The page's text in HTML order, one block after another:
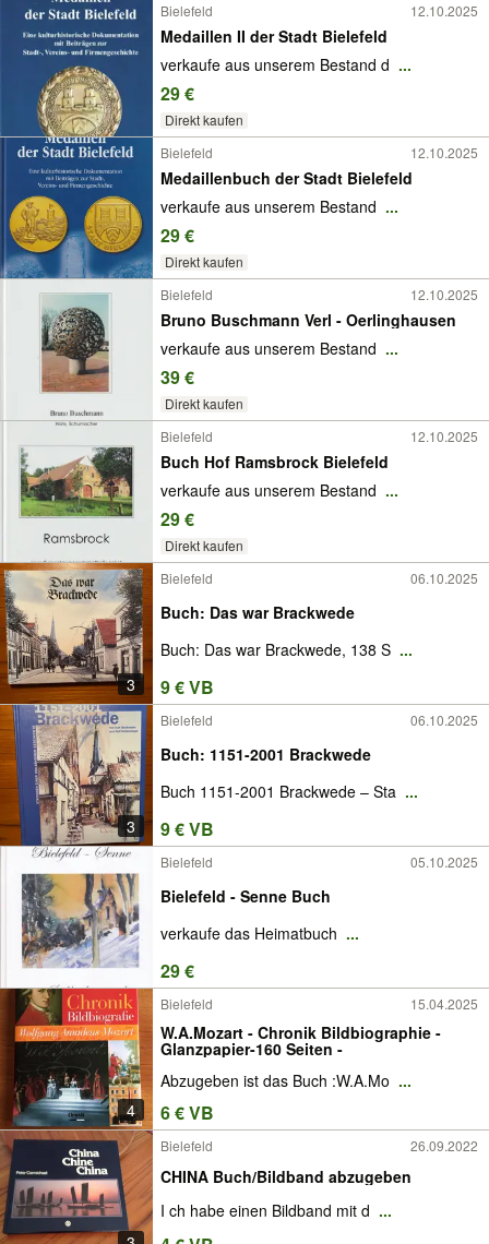
Bielefeld
12.10.2025
Medaillen II der Stadt Bielefeld
verkaufe aus unserem Bestand d ...
29 €
Direkt kaufen
Bielefeld
12.10.2025
Medaillenbuch der Stadt Bielefeld
verkaufe aus unserem Bestand ...
29 €
Direkt kaufen
Bielefeld
12.10.2025
Bruno Buschmann Verl - Oerlinghausen
verkaufe aus unserem Bestand ...
39 €
Direkt kaufen
Bielefeld
12.10.2025
Buch Hof Ramsbrock Bielefeld
verkaufe aus unserem Bestand ...
29 €
Direkt kaufen
3
Bielefeld 06.10.2025
Buch: Das war Brackwede
Buch: Das war Brackwede, 138 S ...
9 € VB
3
Bielefeld 06.10.2025
Buch: 1151-2001 Brackwede
Buch 1151-2001 Brackwede – Sta ...
9 € VB
Bielefeld 05.10.2025
Bielefeld - Senne Buch
verkaufe das Heimatbuch ...
29 €
4
Bielefeld 15.04.2025
W.A.Mozart - Chronik Bildbiographie -
Glanzpapier-160 Seiten -
Abzugeben ist das Buch :W.A.Mo ...
6 € VB
Bielefeld 26.09.2022
CHINA Buch/Bildband abzugeben
I ch habe einen Bildband mit d ...